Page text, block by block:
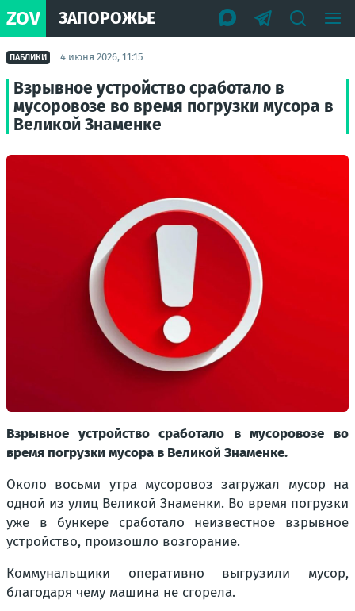
ZOV ЗАПОРОЖЬЕ
ПАБЛИКИ 4 июня 2026, 11:15
Взрывное устройство сработало в
мусоровозе во время погрузки мусора в
Великой Знаменке
Взрывное устройство сработало в мусоровозе во
время погрузки мусора в Великой Знаменке.
Около восьми утра мусоровоз загружал мусор на
одной из улиц Великой Знаменки. Во время погрузки
уже в бункере сработало неизвестное взрывное
устройство, произошло возгорание.
Коммунальщики оперативно выгрузили мусор,
благодаря чему машина не сгорела.